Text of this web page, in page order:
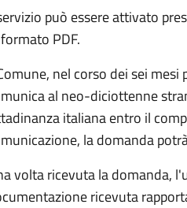
può essere attivato
PDF.
nel corso dei sei
al neo-diciottenne
italiana entro il
la domanda
volta ricevuta la domanda,
ricevuta